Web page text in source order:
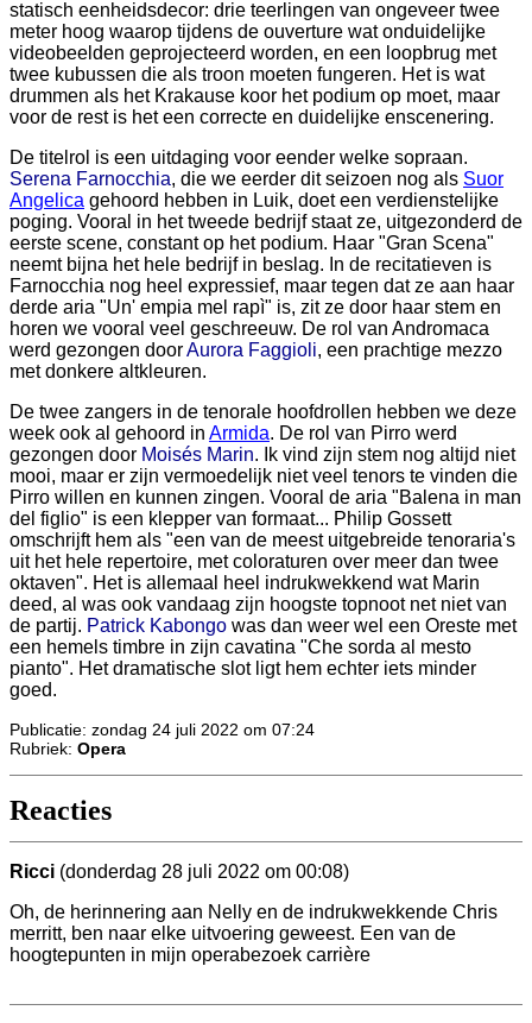
statisch eenheidsdecor: drie teerlingen van ongeveer twee
meter hoog waarop tijdens de ouverture wat onduidelijke
videobeelden geprojecteerd worden, en een loopbrug met
twee kubussen die als troon moeten fungeren. Het is wat
drummen als het Krakause koor het podium op moet, maar
voor de rest is het een correcte en duidelijke enscenering.
De titelrol is een uitdaging voor eender welke sopraan.
Serena Farnocchia, die we eerder dit seizoen nog als Suor
Angelica gehoord hebben in Luik, doet een verdienstelijke
poging. Vooral in het tweede bedrijf staat ze, uitgezonderd de
eerste scene, constant op het podium. Haar "Gran Scena"
neemt bijna het hele bedrijf in beslag. In de recitatieven is
Farnocchia nog heel expressief, maar tegen dat ze aan haar
derde aria "Un' empia mel rapì" is, zit ze door haar stem en
horen we vooral veel geschreeuw. De rol van Andromaca
werd gezongen doorAurora Faggioli, een prachtige mezzo
met donkere altkleuren.
De twee zangers in de tenorale hoofdrollen hebben we deze
week ook al gehoord in Armida. De rol van Pirro werd
gezongen door Moisés Marin. Ik vind zijn stem nog altijd niet
mooi, maar er zijn vermoedelijk niet veel tenors te vinden die
Pirro willen en kunnen zingen. Vooral de aria "Balena in man
del figlio" is een klepper van formaat... Philip Gossett
omschrijft hem als "een van de meest uitgebreide tenoraria's
uit het hele repertoire, met coloraturen over meer dan twee
oktaven". Het is allemaal heel indrukwekkend wat Marin
deed, al was ook vandaag zijn hoogste topnoot net niet van
de partij. Patrick Kabongo was dan weer wel een Oreste met
een hemels timbre in zijn cavatina "Che sorda al mesto
pianto". Het dramatische slot ligt hem echter iets minder
goed.
Publicatie: zondag 24 juli 2022 om 07:24
Rubriek: Opera
Reacties
Ricci (donderdag 28 juli 2022 om 00:08)
Oh, de herinnering aan Nelly en de indrukwekkende Chris
merritt, ben naar elke uitvoering geweest. Een van de
hoogtepunten in mijn operabezoek carrière